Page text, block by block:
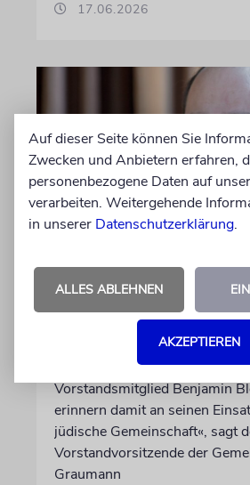
17.06.2026
Jüdische
Beni-Bloch-Preis
»Wir ehren unser langjähriges
Vorstandsmitglied Benjamin
erinnern damit an seinen
jüdische Gemeinschaft«, sagt
Vorstandvorsitzende der
Graumann
Auf dieser Seite können Sie
Zwecken und Anbietern erfahren,
personenbezogene Daten auf
verarbeiten. Weitergehende
in unserer Datenschutzerklärung.
ALLES ABLEHNEN
AKZEPTIEREN